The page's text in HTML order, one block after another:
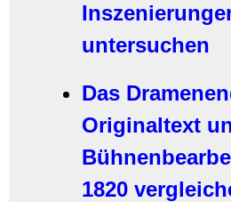
untersuchen
Das
Originaltext
1820